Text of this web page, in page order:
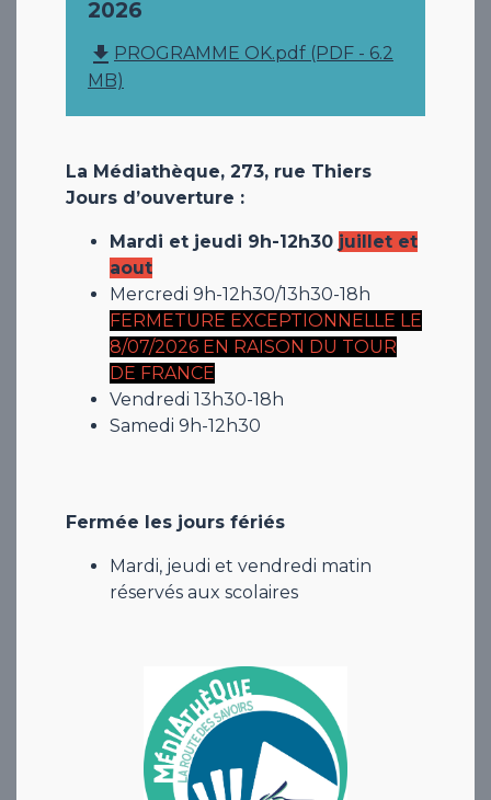
2026
file_download PROGRAMME OK.pdf (PDF - 6.2
MB)
La Médiathèque, 273, rue Thiers
Jours d’ouverture :
Mardi et jeudi 9h-12h30 juillet et
aout
Mercredi 9h-12h30/13h30-18h
FERMETURE EXCEPTIONNELLE LE
8/07/2026 EN RAISON DU TOUR
DE FRANCE
Vendredi 13h30-18h
Samedi 9h-12h30
Fermée les jours fériés
Mardi, jeudi et vendredi matin
réservés aux scolaires​​​​​​​